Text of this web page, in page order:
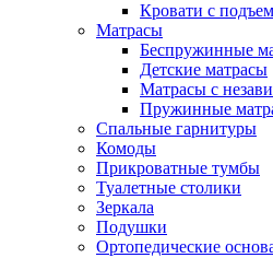
Кровати с
Матрасы
Беспружинные
Детские матрасы
Матрасы с
Пружинные
Спальные гарнитуры
Комоды
Прикроватные тумбы
Туалетные столики
Зеркала
Подушки
Ортопедические